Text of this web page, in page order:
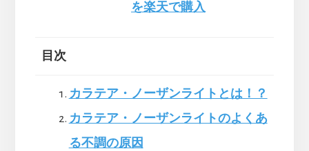
を楽天で購入
目次
カラテア・ノーザンライトとは！？
カラテア・ノーザンライトのよくあ
る不調の原因